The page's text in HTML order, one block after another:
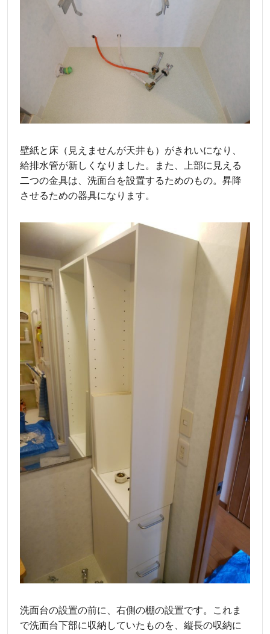
壁紙と床（見えませんが天井も）がきれいになり、
給排水管が新しくなりました。また、上部に見える
二つの金具は、洗面台を設置するためのもの。昇降
させるための器具になります。
洗面台の設置の前に、右側の棚の設置です。これま
で洗面台下部に収納していたものを、縦長の収納に